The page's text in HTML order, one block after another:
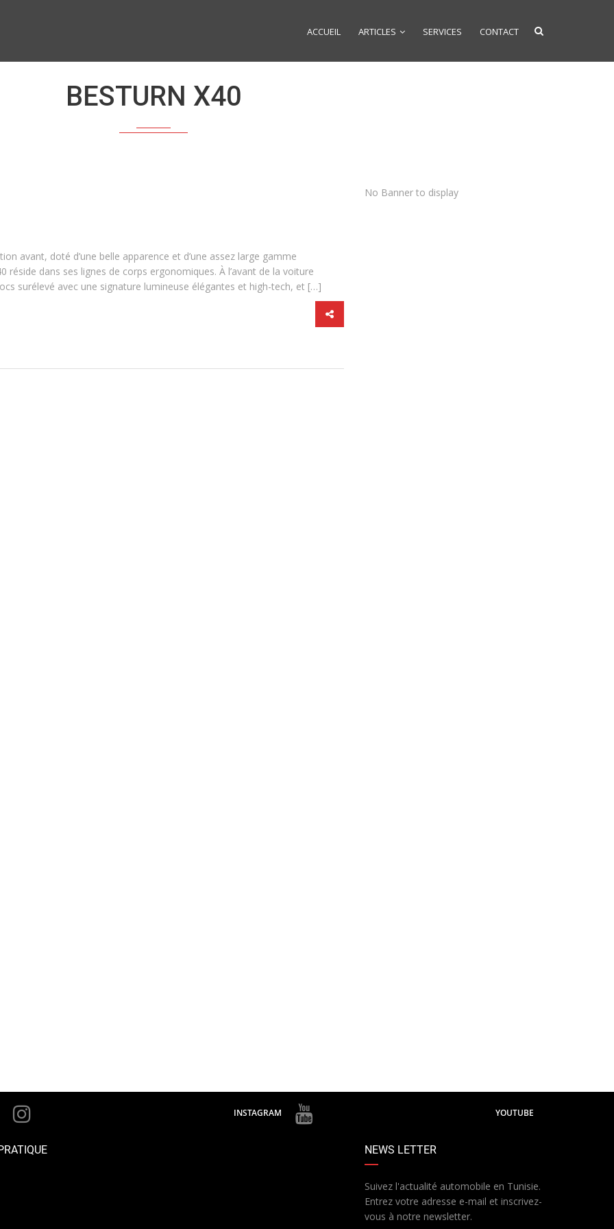
ACCUEIL ARTICLES SERVICES CONTACT
BESTURN X40
avant, doté d’une belle apparence et d’une assez large gamme
réside dans ses lignes de corps ergonomiques. À l’avant de la voiture
surélevé avec une signature lumineuse élégantes et high-tech, et […]
No Banner to display
INSTAGRAM YOUTUBE
NEWS LETTER
Suivez l'actualité automobile en Tunisie.
Entrez votre adresse e-mail et inscrivez-
vous à notre newsletter.